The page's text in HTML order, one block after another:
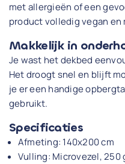
met allergieën of een
product volledig vegan
Makkelijk in
Je wast het dekbed
Het droogt snel en blijft
je er een handige
gebruikt.
Specificaties
Afmeting: 140x200 cm
Vulling: Microvezel, 250